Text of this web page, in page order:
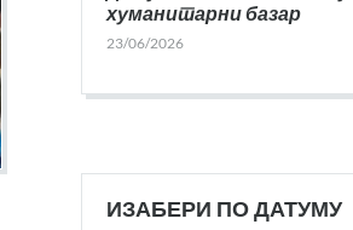
хуманитарни базар
23/06/2026
ИЗАБЕРИ ПО ДАТУМУ